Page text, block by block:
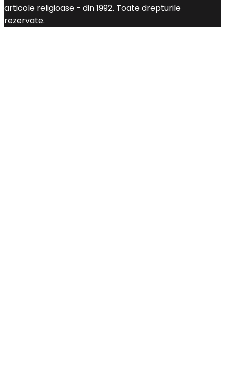
articole religioase - din 1992. Toate drepturile
rezervate.